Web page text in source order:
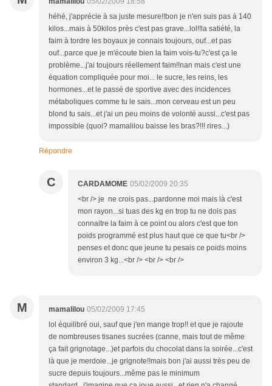
héhé, j'apprécie à sa juste mesure!!bon je n'en suis pas à 140
kilos...mais à 50kilos près c'est pas grave...lol!!la satiété, la
faim à tordre les boyaux je connais toujours, ouf...et pas
ouf...parce que je m'écoute bien la faim vois-tu?c'est ça le
problème...j'ai toujours réellement faim!!nan mais c'est une
équation compliquée pour moi... le sucre, les reins, les
hormones...et le passé de sportive avec des incidences
métaboliques comme tu le sais...mon cerveau est un peu
blond tu sais...et j'ai un peu moins de volonté aussi...c'est pas
impossible (quoi? mamalilou baisse les bras?!!! rires...)
Répondre
C CARDAMOME 05/02/2009 20:35
<br /> je ne crois pas...pardonne moi mais là c'est
mon rayon...si tuas des kg en trop tu ne dois pas
connaitre la faim à ce point ou alors c'est que ton
poids programmé est plus haut que ce que tu<br />
penses et donc que jeune tu pesais ce poids moins
environ 3 kg...<br /> <br /> <br />
M mamalilou 05/02/2009 17:45
lol équilibré oui, sauf que j'en mange trop!! et que je rajoute
de nombreuses tisanes sucrées (canne, mais tout de même
ça fait grignotage...)et parfois du chocolat dans la soirée...c'est
là que je merdoie...je grignote!!mais bon j'ai aussi très peu de
sucre depuis toujours...même pas le minimum